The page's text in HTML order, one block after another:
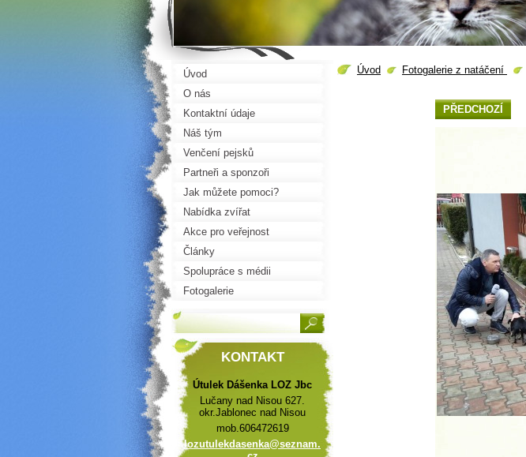
Úvod Fotogalerie z natáčení
PŘEDCHOZÍ
Úvod
O nás
Kontaktní údaje
Náš tým
Venčení pejsků
Partneři a sponzoři
Jak můžete pomoci?
Nabídka zvířat
Akce pro veřejnost
Články
Spolupráce s médii
Fotogalerie
KONTAKT
Útulek Dášenka LOZ Jbc
Lučany nad Nisou 627.
okr.Jablonec nad Nisou
mob.606472619
lozutulekdasenka@seznam.